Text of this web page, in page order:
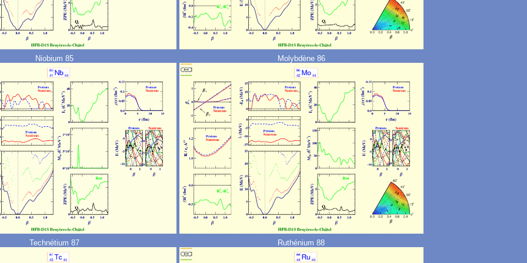
Niobium 85 Molybdène 86
Technétium 87 Ruthénium 88